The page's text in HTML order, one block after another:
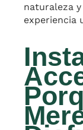
naturaleza
experiencia